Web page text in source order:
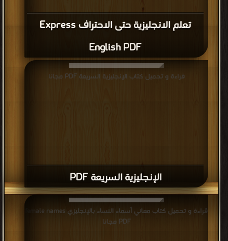
تعلم الانجليزية حتى الاحتراف Express
English PDF
الإنجليزية السريعة PDF
قراءة و تحميل كتاب الإنجليزية السريعة PDF مجانا
قراءة و تحميل كتاب معاني أسماء النساء بالإنجليزي female names
PDF مجانا